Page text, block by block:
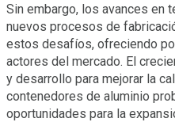
Sin embargo, los avances en
nuevos procesos de
estos desafíos, ofreciendo
actores del mercado. El
y desarrollo para mejorar la
contenedores de aluminio
oportunidades para la